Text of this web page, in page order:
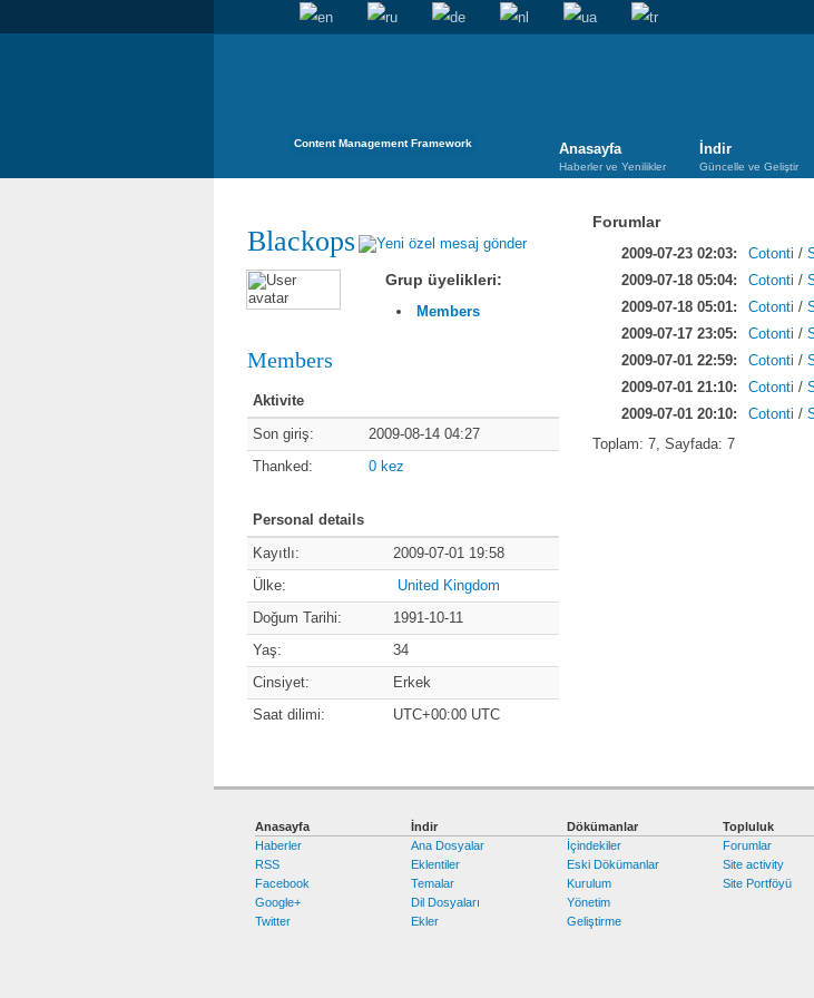
Content Management Framework Anasayfa
Haberler ve Yenilikler
İndir
Güncelle ve Geliştir
Blackops
Grup üyelikleri:
Members
Members
Aktivite
Son giriş:
2009-08-14 04:27
Thanked:
0 kez
Personal details
Kayıtlı:
2009-07-01 19:58
Ülke:
United Kingdom
Doğum Tarihi:
1991-10-11
Yaş:
34
Cinsiyet:
Erkek
Saat dilimi:
UTC+00:00 UTC
Forumlar
2009-07-23 02:03: Cotonti /
2009-07-18 05:04:
Cotonti /
2009-07-18 05:01:
Cotonti /
2009-07-17 23:05:
Cotonti /
2009-07-01 22:59:
Cotonti /
2009-07-01 21:10:
Cotonti /
2009-07-01 20:10:
Cotonti /
Toplam: 7, Sayfada: 7
Anasayfa
Haberler
RSS
Facebook
Google+
Twitter
İndir
Ana Dosyalar
Eklentiler
Temalar
Dil Dosyaları
Ekler
Dökümanlar
İçindekiler
Eski Dökümanlar
Kurulum
Yönetim
Geliştirme
Topluluk
Forumlar
Site activity
Site Portföyü